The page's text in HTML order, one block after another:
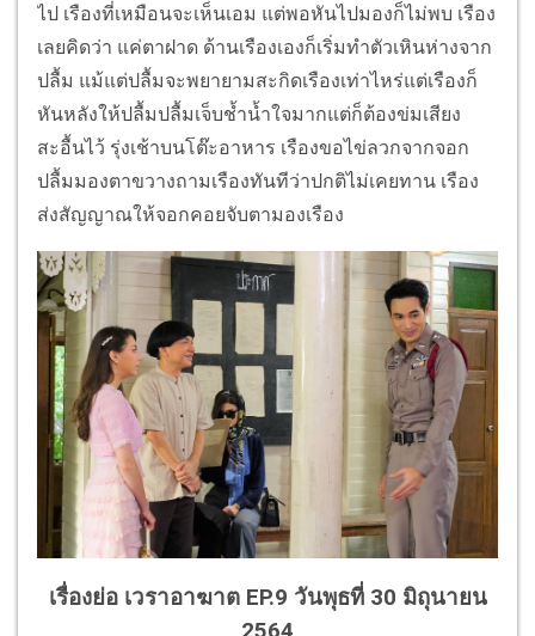
ไป เรืองที่เหมือนจะเห็นเอม แต่พอหันไปมองก็ไม่พบ เรือง
เลยคิดว่า แค่ตาฝาด ด้านเรืองเองก็เริ่มทำตัวเหินห่างจาก
ปลื้ม แม้แต่ปลื้มจะพยายามสะกิดเรืองเท่าไหร่แต่เรืองก็
หันหลังให้ปลื้มปลื้มเจ็บช้ำน้ำใจมากแต่ก็ต้องข่มเสียง
สะอื้นไว้ รุ่งเช้าบนโต๊ะอาหาร เรืองขอไข่ลวกจากจอก
ปลื้มมองตาขวางถามเรืองทันทีว่าปกติไม่เคยทาน เรือง
ส่งสัญญาณให้จอกคอยจับตามองเรือง
เรื่องย่อ เวราอาฆาต EP.9 วันพุธที่ 30 มิถุนายน